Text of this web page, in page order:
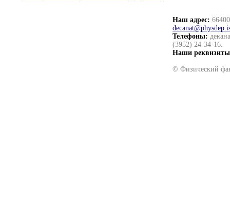
Наш адрес:
Телефоны:
(3952) 24-34-16.
Наши
© Физический